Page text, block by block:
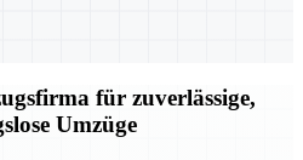
für zuverlässige,
Umzüge